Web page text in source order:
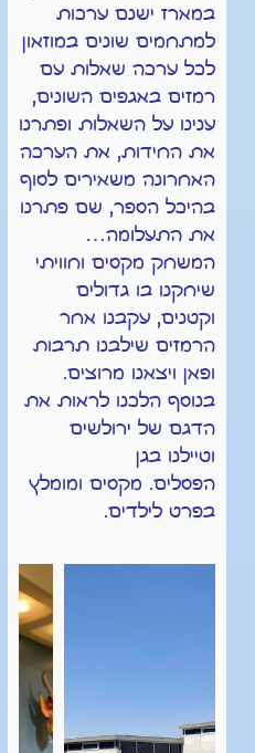
במארז ישנם ערכות
למתחמים שונים במוזאון
לכל ערכה שאלות עם
רמזים באגפים השונים,
ענינו על השאלות ופתרנו
את החידות, את הערכה
האחרונה משאירים לסוף
בהיכל הספר, שם פתרנו
את התעלומה…
המשחק מקסים וחוויתי
שיחקנו בו גדולים
וקטנים, עקבנו אחר
הרמזים שילבנו תרבות
ופאן ויצאנו מרוצים.
בנוסף הלכנו לראות את
הדגם של ירולשים
וטיילנו בגן
הפסלים. מקסים ומומלץ
בפרט לילדים.